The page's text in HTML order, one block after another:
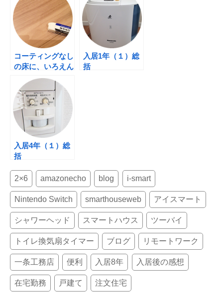
b
o
o
k
st
コーティングなし
の床に、いろえん
ぴつでゴリゴリ
（汗）
入居1年（１）総
括
入居4年（１）総
括
2×6 amazonecho blog i-smart
Nintendo Switch smarthouseweb アイスマート
シャワーヘッド スマートハウス ツーバイ
トイレ換気扇タイマー ブログ リモートワーク
一条工務店 便利 入居8年 入居後の感想
在宅勤務 戸建て 注文住宅